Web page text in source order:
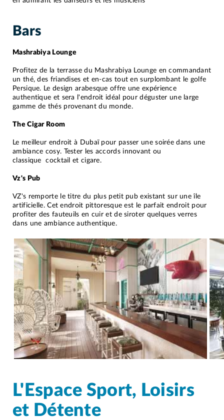
Bars
Mashrabiya Lounge
Profitez de la terrasse du Mashrabiya Lounge en commandant
un thé, des friandises et en-cas tout en surplombant le golfe
Persique. Le design arabesque offre une expérience
authentique et sera l'endroit idéal pour déguster une large
gamme de thés provenant du monde.
The Cigar Room
Le meilleur endroit à Dubaï pour passer une soirée dans une
ambiance cosy. Tester les accords innovant ou
classique cocktail et cigare.
Vz's Pub
VZ's remporte le titre du plus petit pub existant sur une île
artificielle. Cet endroit pittoresque est le parfait endroit pour
profiter des fauteuils en cuir et de siroter quelques verres
dans une ambiance authentique.
L'Espace Sport, Loisirs
et Détente